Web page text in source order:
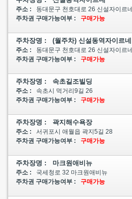
주소 :
동대문구 천호대로 26 신설자이르네
주차권 구매가능여부 :
구매가능
주차장명 : (월주차) 신설동역자이르네
주소 :
동대문구 천호대로 26 신설자이르네
주차권 구매가능여부 :
구매가능
주차장명 : 속초길조빌딩
주소 :
속초시 먹거리9길 26
주차권 구매가능여부 :
구매가능
주차장명 : 곽지해수욕장
주소 :
서귀포시 애월읍 곽지5길 28
주차권 구매가능여부 :
구매가능
주차장명 : 마크원애비뉴
주소 :
국세청로 32 마크원애비뉴
주차권 구매가능여부 :
구매가능